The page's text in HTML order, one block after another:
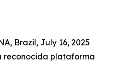
Brazil, July 16, 2025
reconocida plataforma